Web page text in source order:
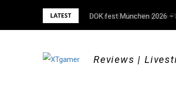
LATEST DOK.fest München 2026
Reviews |